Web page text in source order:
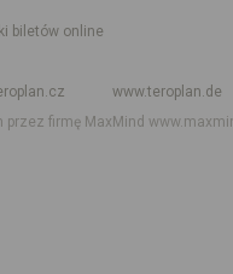
biletów online
www.teroplan.de
przez firmę MaxMind